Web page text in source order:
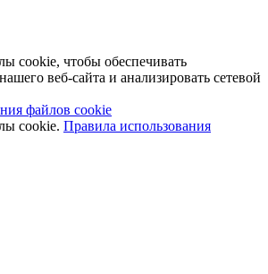
cookie, чтобы обеспечивать
веб-сайта и анализировать сетевой
файлов cookie
cookie. Правила использования